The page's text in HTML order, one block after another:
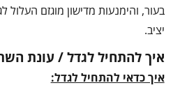
בעור, והימנעות מדישון מוגזם העלול
יציב.
איך להתחיל לגדל / עונת
איך כדאי להתחיל לגדל: